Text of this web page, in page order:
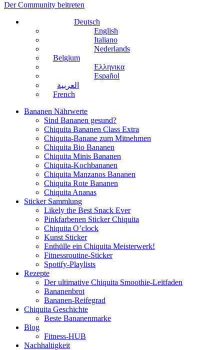
Der Community beitreten
Deutsch
English
Italiano
Nederlands
Belgium
Ελληνικα
Español
العربية
French
Bananen Nährwerte
Sind Bananen gesund?
Chiquita Bananen Class Extra
Chiquita-Banane zum Mitnehmen
Chiquita Bio Bananen
Chiquita Minis Bananen
Chiquita-Kochbananen
Chiquita Manzanos Bananen
Chiquita Rote Bananen
Chiquita Ananas
Sticker Sammlung
Likely the Best Snack Ever
Pinkfarbenen Sticker Chiquita
Chiquita O’clock
Kunst Sticker
Enthülle ein Chiquita Meisterwerk!
Fitnessroutine-Sticker
Spotify-Playlists
Rezepte
Der ultimative Chiquita Smoothie-Leitfaden
Bananenbrot
Bananen-Reifegrad
Chiquita Geschichte
Beste Bananenmarke
Blog
Fitness-HUB
Nachhaltigkeit